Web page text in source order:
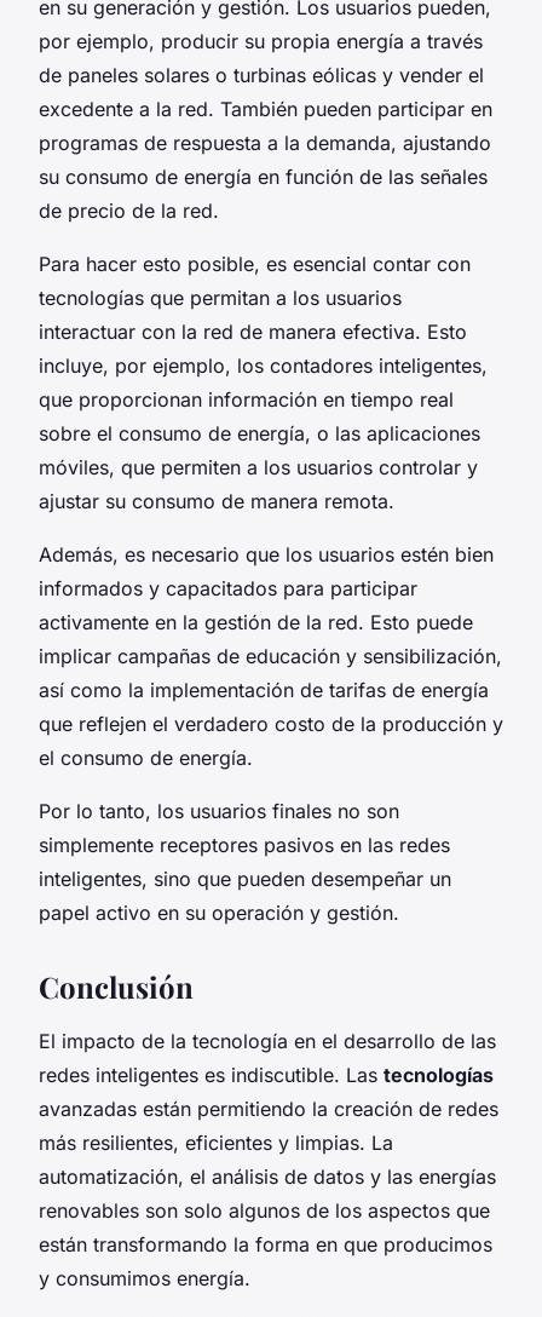
en su generación y gestión. Los usuarios pueden,
por ejemplo, producir su propia energía a través
de paneles solares o turbinas eólicas y vender el
excedente a la red. También pueden participar en
programas de respuesta a la demanda, ajustando
su consumo de energía en función de las señales
de precio de la red.
Para hacer esto posible, es esencial contar con
tecnologías que permitan a los usuarios
interactuar con la red de manera efectiva. Esto
incluye, por ejemplo, los contadores inteligentes,
que proporcionan información en tiempo real
sobre el consumo de energía, o las aplicaciones
móviles, que permiten a los usuarios controlar y
ajustar su consumo de manera remota.
Además, es necesario que los usuarios estén bien
informados y capacitados para participar
activamente en la gestión de la red. Esto puede
implicar campañas de educación y sensibilización,
así como la implementación de tarifas de energía
que reflejen el verdadero costo de la producción y
el consumo de energía.
Por lo tanto, los usuarios finales no son
simplemente receptores pasivos en las redes
inteligentes, sino que pueden desempeñar un
papel activo en su operación y gestión.
Conclusión
El impacto de la tecnología en el desarrollo de las
redes inteligentes es indiscutible. Las tecnologías
avanzadas están permitiendo la creación de redes
más resilientes, eficientes y limpias. La
automatización, el análisis de datos y las energías
renovables son solo algunos de los aspectos que
están transformando la forma en que producimos
y consumimos energía.